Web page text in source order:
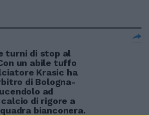
turni di stop al
un abile tuffo
Krasic ha
di Bologna-
ad
di rigore a
bianconera.